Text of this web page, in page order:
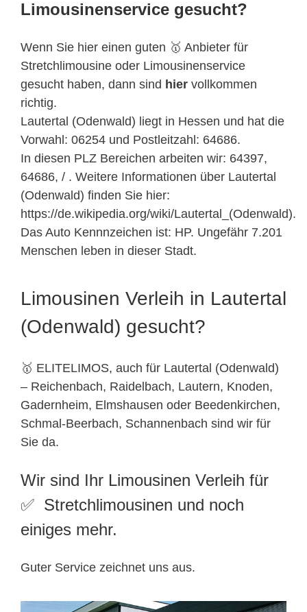
Limousinenservice gesucht?
Wenn Sie hier einen guten 🥇 Anbieter für
Stretchlimousine oder Limousinenservice
gesucht haben, dann sind hier vollkommen
richtig.
Lautertal (Odenwald) liegt in Hessen und hat die
Vorwahl: 06254 und Postleitzahl: 64686.
In diesen PLZ Bereichen arbeiten wir: 64397,
64686, / . Weitere Informationen über Lautertal
(Odenwald) finden Sie hier:
https://de.wikipedia.org/wiki/Lautertal_(Odenwald).
Das Auto Kennnzeichen ist: HP. Ungefähr 7.201
Menschen leben in dieser Stadt.
Limousinen Verleih in Lautertal
(Odenwald) gesucht?
🥇 ELITELIMOS, auch für Lautertal (Odenwald)
– Reichenbach, Raidelbach, Lautern, Knoden,
Gadernheim, Elmshausen oder Beedenkirchen,
Schmal-Beerbach, Schannenbach sind wir für
Sie da.
Wir sind Ihr Limousinen Verleih für
✅ Stretchlimousinen und noch
einiges mehr.
Guter Service zeichnet uns aus.